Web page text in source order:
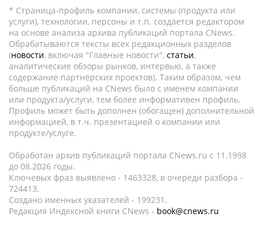
* Страница-профиль компании, системы (продукта или
услуги), технологии, персоны и т.п. создается редактором
на основе анализа архива публикаций портала CNews.
Обрабатываются тексты всех редакционных разделов
(новости, включая "Главные новости", статьи,
аналитические обзоры рынков, интервью, а также
содержание партнёрских проектов). Таким образом, чем
больше публикаций на CNews было с именем компании
или продукта/услуги, тем более информативен профиль.
Профиль может быть дополнен (обогащен) дополнительной
информацией, в т.ч. презентацией о компании или
продукте/услуге.
Обработан архив публикаций портала CNews.ru c 11.1998
до 08.2026 годы.
Ключевых фраз выявлено - 1463328, в очереди разбора -
724413.
Создано именных указателей - 199231.
Редакция Индексной книги CNews - book@cnews.ru